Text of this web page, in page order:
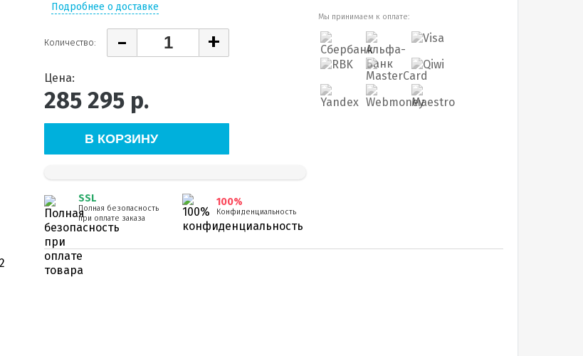
Подробнее о доставке
Количество: - +
Цена:
285 295 р.
В КОРЗИНУ
SSL
Полная безопасность
при оплате заказа
100%
Конфиденциальность
Мы принимаем к оплате: